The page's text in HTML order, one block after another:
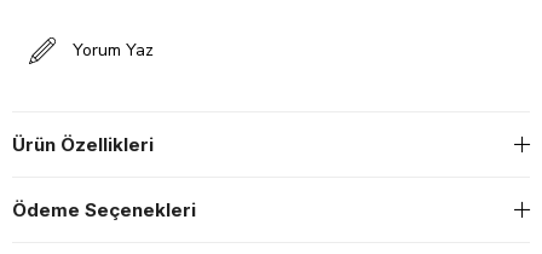
Yorum Yaz
Ürün Özellikleri
Ödeme Seçenekleri